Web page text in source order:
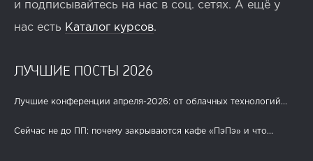
и подписывайтесь на нас в соц. сетях. А ещё у
нас есть Каталог курсов.
ЛУЧШИЕ ПОСТЫ 2026
Лучшие конференции апреля-2026: от облачных технологий...
Сейчас не до ПП: почему закрываются кафе «ПэПэ» и что...